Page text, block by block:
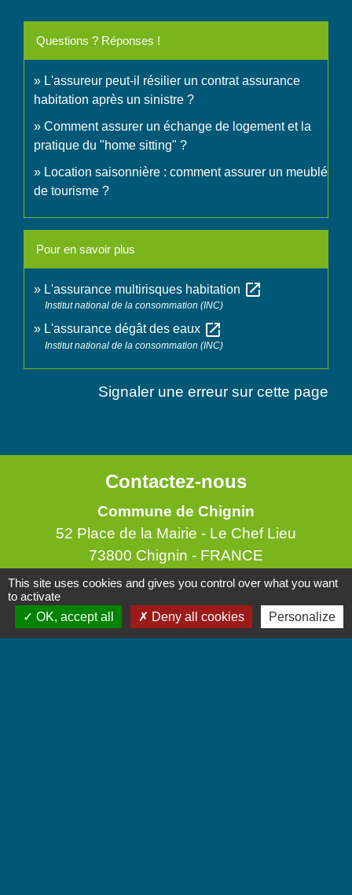
Questions ? Réponses !
L'assureur peut-il résilier un contrat assurance
habitation après un sinistre ?
Comment assurer un échange de logement et la
pratique du "home sitting" ?
Location saisonnière : comment assurer un meublé
de tourisme ?
Pour en savoir plus
L'assurance multirisques habitation open_in_new
Institut national de la consommation (INC)
L'assurance dégât des eaux open_in_new
Institut national de la consommation (INC)
Signaler une erreur sur cette page
Contactez-nous
Commune de Chignin
52 Place de la Mairie - Le Chef Lieu
73800 Chignin - FRANCE
+33 4 79 28 10 12
Contact par formulaire
This site uses cookies and gives you control over what you want
to activate
OK, accept all
Deny all cookies Personalize